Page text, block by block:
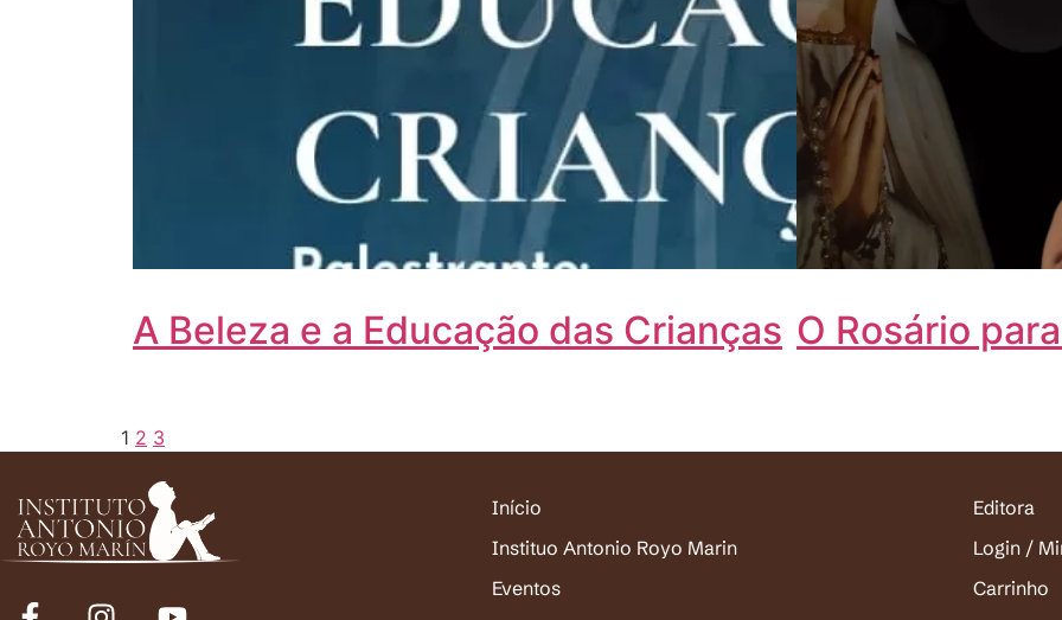
A Beleza e a Educação das Crianças O Rosário
1 2 3
Início
Instituo Antonio Royo Marin
Eventos
Editora
Login /
Carrinho